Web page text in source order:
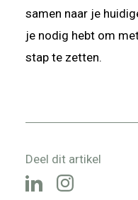
samen naar je
je nodig hebt om
stap te zetten.
Deel dit artikel